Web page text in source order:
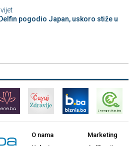
pogodio Japan, uskoro stiže u
O nama
Marketing